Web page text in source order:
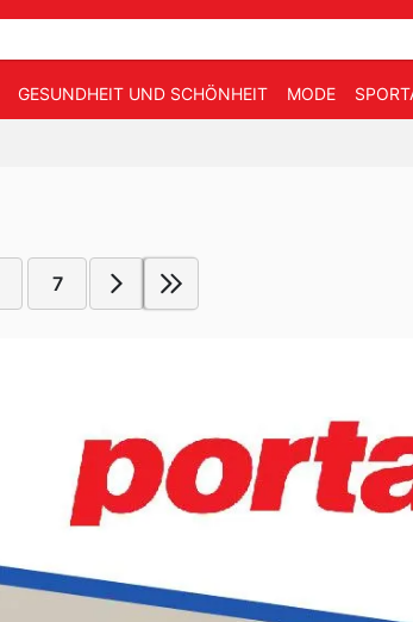
GESUNDHEIT UND SCHÖNHEIT MODE
7